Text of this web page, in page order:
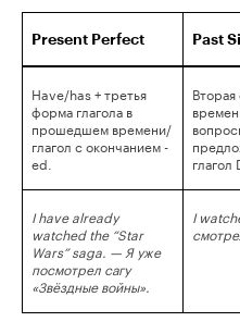
Present Perfect Past
Have/has + третья
форма глагола в
прошедшем времени/
глагол с окончанием -
ed.
глагол
I have already
watched the “Star
Wars” saga. — Я уже
посмотрел сагу
«Звёздные войны».
I